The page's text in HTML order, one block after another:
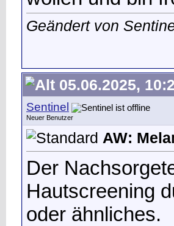
Geändert von
05.06.2025,
Sentinel
Neuer Benutzer
AW:
Der
Hautscreening
oder ähnliches.